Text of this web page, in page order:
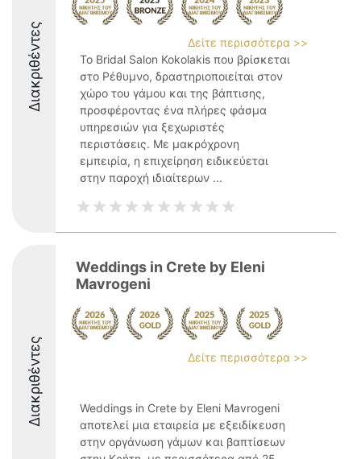
Διακριθέντες
Δείτε περισσότερα >>
Το Bridal Salon Kokolakis που βρίσκεται
στο Ρέθυμνο, δραστηριοποιείται στον
χώρο του γάμου και της βάπτισης,
προσφέροντας ένα πλήρες φάσμα
υπηρεσιών για ξεχωριστές
περιστάσεις. Με μακρόχρονη
εμπειρία, η επιχείρηση ειδικεύεται
στην παροχή ιδιαίτερων ...
Διακριθέντες
Weddings in Crete by Eleni
Mavrogeni
Δείτε περισσότερα >>
Weddings in Crete by Eleni Mavrogeni
αποτελεί μια εταιρεία με εξειδίκευση
στην οργάνωση γάμων και βαπτίσεων